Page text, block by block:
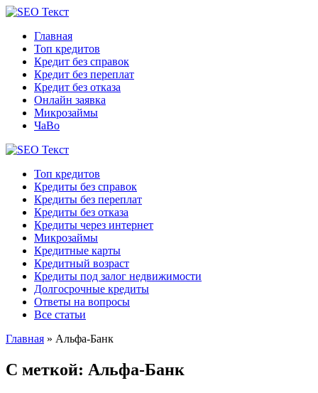
Главная
Топ кредитов
Кредит без справок
Кредит без переплат
Кредит без отказа
Онлайн заявка
Микрозаймы
ЧаВо
Топ кредитов
Кредиты без справок
Кредиты без переплат
Кредиты без отказа
Кредиты через интернет
Микрозаймы
Кредитные карты
Кредитный возраст
Кредиты под залог недвижимости
Долгосрочные кредиты
Ответы на вопросы
Все статьи
Главная » Альфа-Банк
С меткой: Альфа-Банк